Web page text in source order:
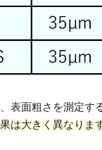
表面粗さを測定す
は大きく異なりま